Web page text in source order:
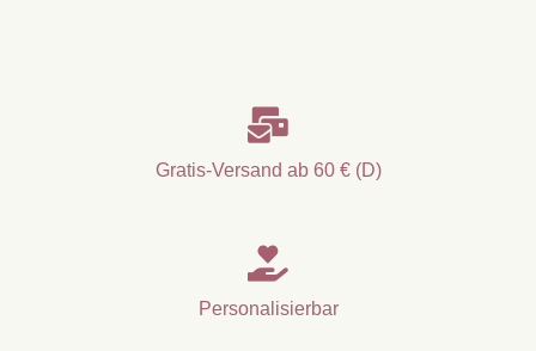

Gratis-Versand ab 60 € (D)

Personalisierbar